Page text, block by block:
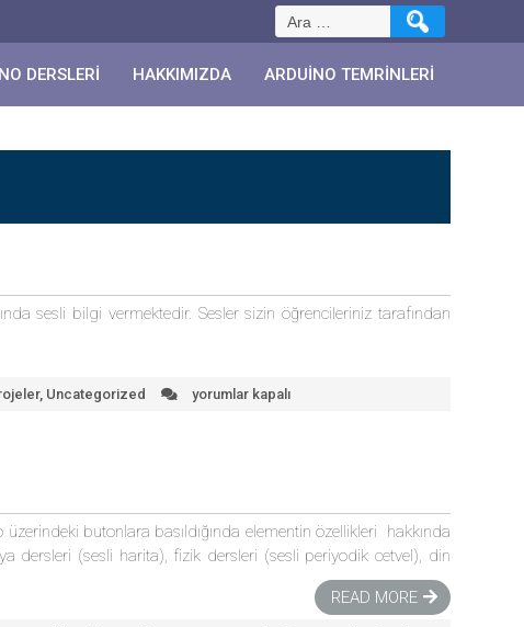
Arama:
DERSLERI HAKKIMIZDA ARDUINO TEMRINLERI
sesli bilgi vermektedir. Sesler sizin öğrencileriniz tarafından
, Uncategorized
Sesli
yorumlar kapalı
butonlara basıldığında elementin özellikleri hakkında
dersleri (sesli harita), fizik dersleri (sesli periyodik cetvel), din
READ MORE